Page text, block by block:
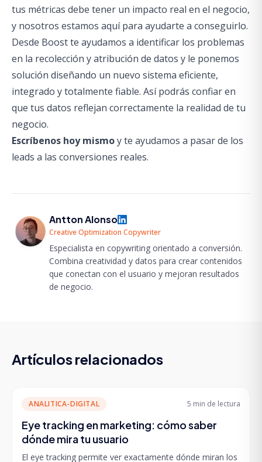
tus métricas debe tener un impacto real en el negocio,
y nosotros estamos aquí para ayudarte a conseguirlo.
Desde Boost te ayudamos a identificar los problemas
en la recolección y atribución de datos y le ponemos
solución diseñando un nuevo sistema eficiente,
integrado y totalmente fiable. Así podrás confiar en
que tus datos reflejan correctamente la realidad de tu
negocio.
Escríbenos hoy mismoy te ayudamos a pasar de los
leads a las conversiones reales.
Antton Alonso
Creative Optimization Copywriter
Especialista en copywriting orientado a conversión.
Combina creatividad y datos para crear contenidos
que conectan con el usuario y mejoran resultados
de negocio.
Artículos relacionados
ANALITICA-DIGITAL 5 min de lectura
Eye tracking en marketing: cómo saber
dónde mira tu usuario
El eye tracking permite ver exactamente dónde miran los